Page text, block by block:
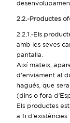
2.2.-Productes
2.2.1.-Els
amb les seves
pantalla.
Així mateix,
d’enviament al
hagués, que
(dins o fora
Els productes
a fi